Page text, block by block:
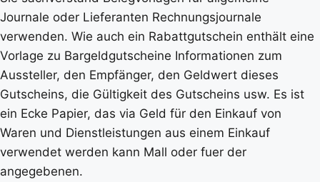
Journale oder Lieferanten Rechnungsjournale
verwenden. Wie auch ein Rabattgutschein enthält eine
Vorlage zu Bargeldgutscheine Informationen zum
Aussteller, den Empfänger, den Geldwert dieses
Gutscheins, die Gültigkeit des Gutscheins usw. Es ist
ein Ecke Papier, das via Geld für den Einkauf von
Waren und Dienstleistungen aus einem Einkauf
verwendet werden kann Mall oder fuer der
angegebenen.